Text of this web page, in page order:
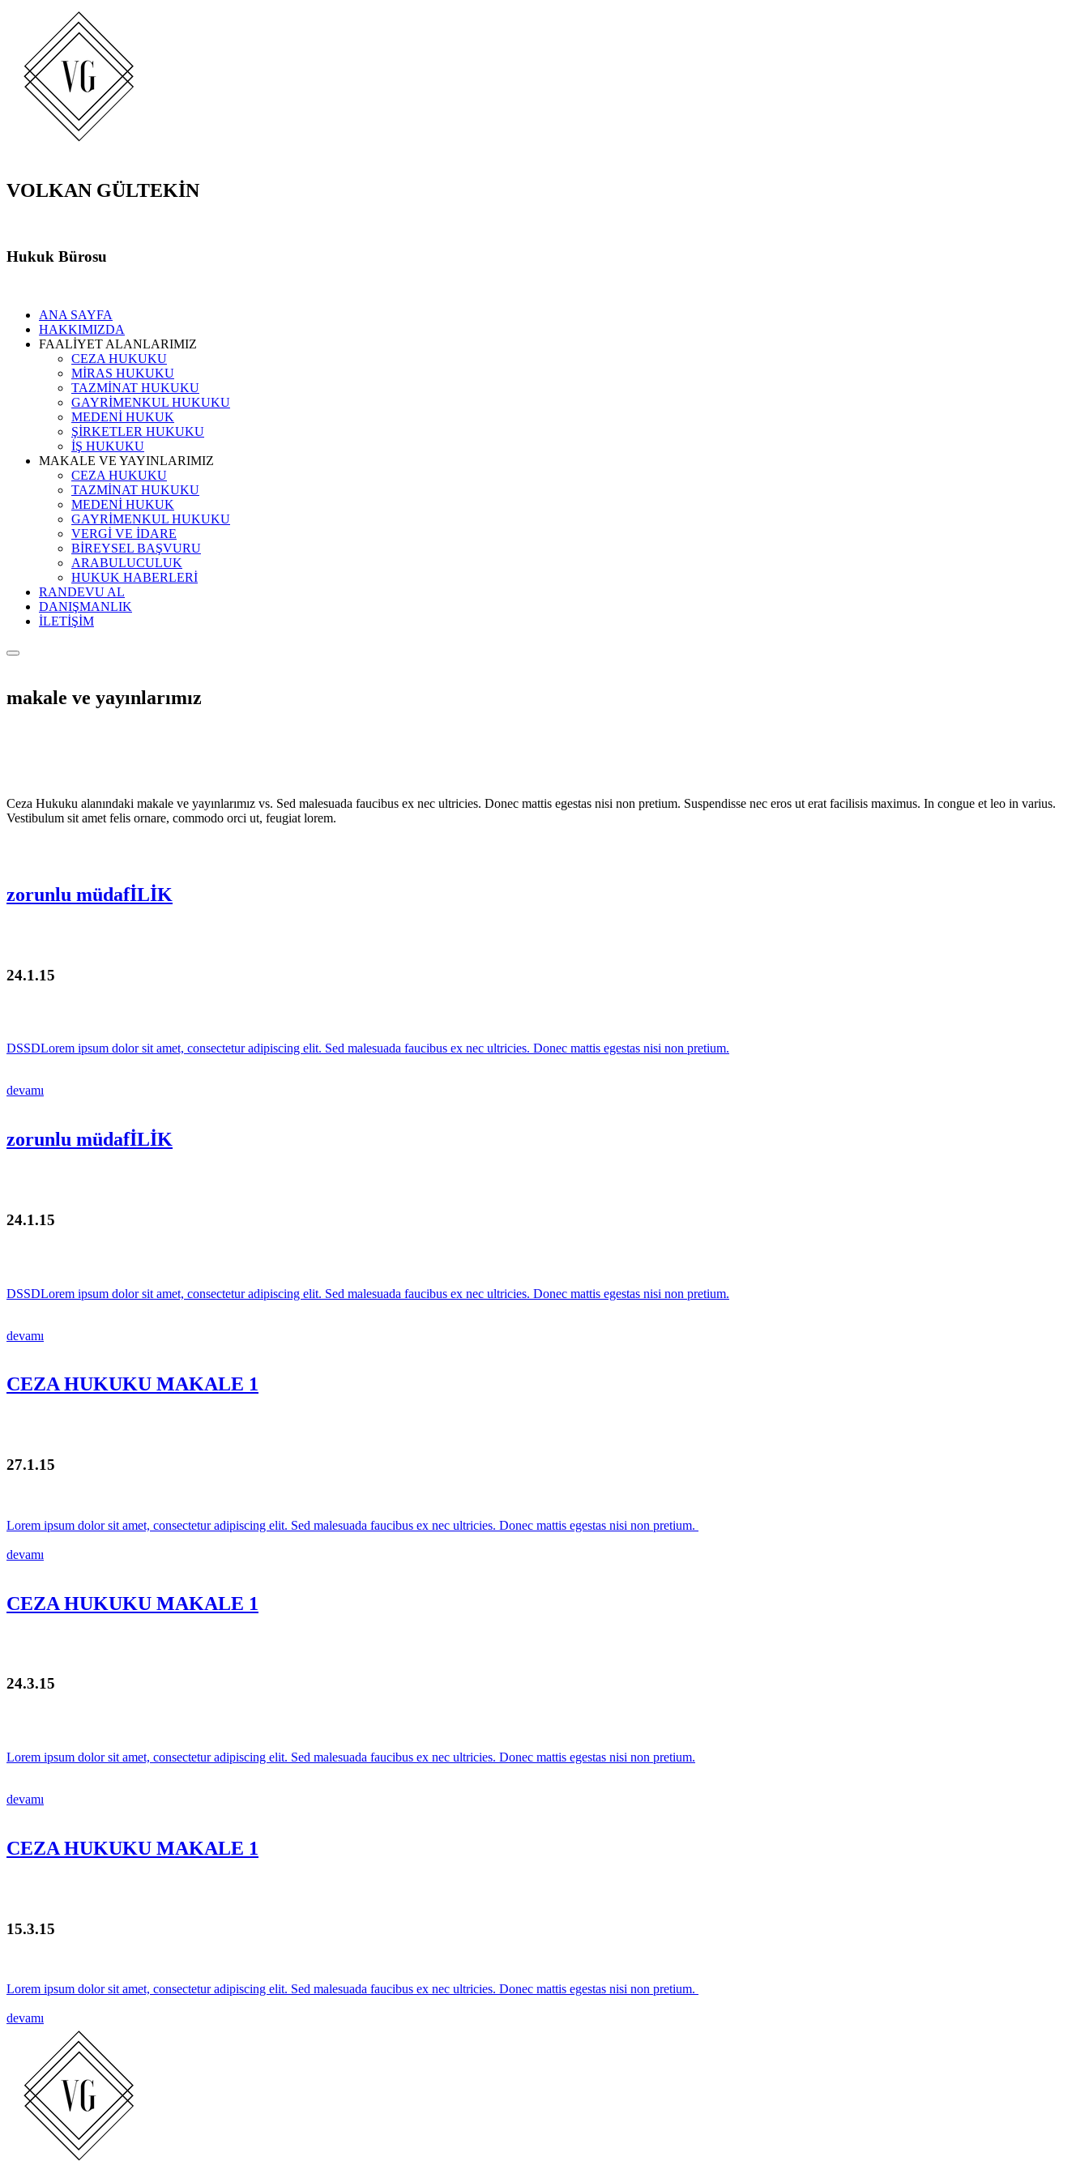
VOLKAN GÜLTEKİN
Hukuk Bürosu
ANA SAYFA
HAKKIMIZDA
FAALİYET ALANLARIMIZ
CEZA HUKUKU
MİRAS HUKUKU
TAZMİNAT HUKUKU
GAYRİMENKUL HUKUKU
MEDENİ HUKUK
ŞİRKETLER HUKUKU
İŞ HUKUKU
MAKALE VE YAYINLARIMIZ
CEZA HUKUKU
TAZMİNAT HUKUKU
MEDENİ HUKUK
GAYRİMENKUL HUKUKU
VERGİ VE İDARE
BİREYSEL BAŞVURU
ARABULUCULUK
HUKUK HABERLERİ
RANDEVU AL
DANIŞMANLIK
İLETİŞİM
makale ve yayınlarımız
Ceza Hukuku alanındaki makale ve yayınlarımız vs. Sed malesuada faucibus ex nec ultricies. Donec mattis egestas nisi non pretium. Suspendisse nec eros ut erat facilisis maximus. In congue et leo in varius.
Vestibulum sit amet felis ornare, commodo orci ut, feugiat lorem.
zorunlu müdafİLİK
24.1.15
DSSDLorem ipsum dolor sit amet, consectetur adipiscing elit. Sed malesuada faucibus ex nec ultricies. Donec mattis egestas nisi non pretium.
devamı
zorunlu müdafİLİK
24.1.15
DSSDLorem ipsum dolor sit amet, consectetur adipiscing elit. Sed malesuada faucibus ex nec ultricies. Donec mattis egestas nisi non pretium.
devamı
CEZA HUKUKU MAKALE 1
27.1.15
Lorem ipsum dolor sit amet, consectetur adipiscing elit. Sed malesuada faucibus ex nec ultricies. Donec mattis egestas nisi non pretium.
devamı
CEZA HUKUKU MAKALE 1
24.3.15
Lorem ipsum dolor sit amet, consectetur adipiscing elit. Sed malesuada faucibus ex nec ultricies. Donec mattis egestas nisi non pretium.
devamı
CEZA HUKUKU MAKALE 1
15.3.15
Lorem ipsum dolor sit amet, consectetur adipiscing elit. Sed malesuada faucibus ex nec ultricies. Donec mattis egestas nisi non pretium.
devamı